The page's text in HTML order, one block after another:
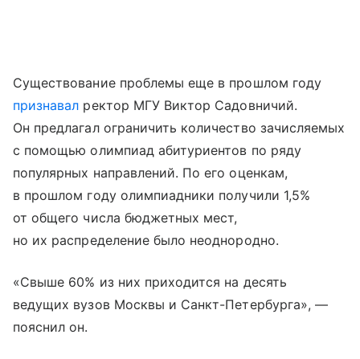
Существование проблемы еще в прошлом году
признавал ректор МГУ Виктор Садовничий.
Он предлагал ограничить количество зачисляемых
с помощью олимпиад абитуриентов по ряду
популярных направлений. По его оценкам,
в прошлом году олимпиадники получили 1,5%
от общего числа бюджетных мест,
но их распределение было неоднородно.
«Свыше 60% из них приходится на десять
ведущих вузов Москвы и Санкт-Петербурга», —
пояснил он.